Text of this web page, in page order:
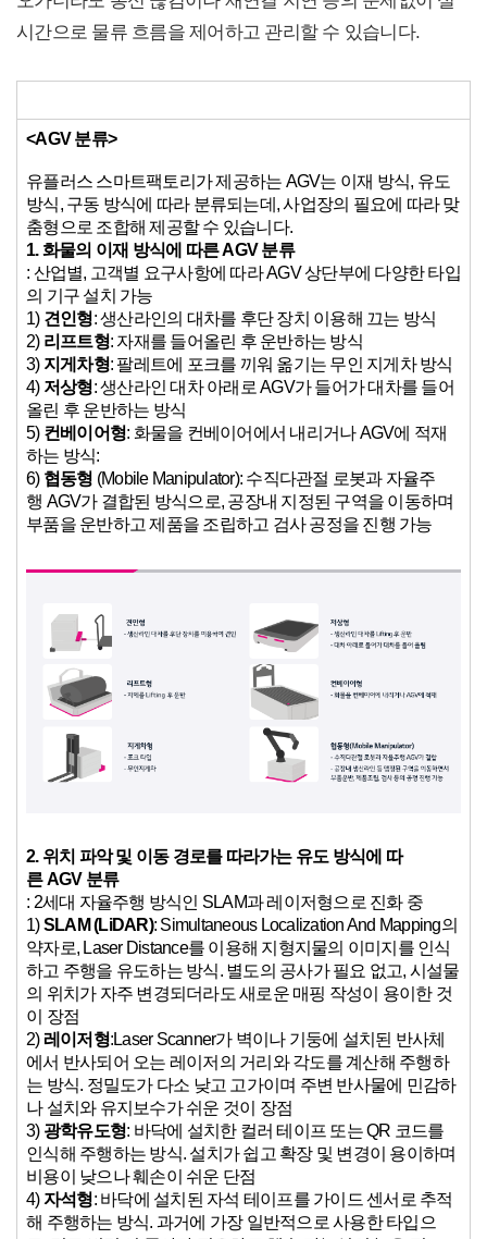
시간으로 물류 흐름을 제어하고 관리할 수 있습니다.
<AGV분류>
유플러스 스마트팩토리가 제공하는 AGV는 이재 방식, 유도
방식, 구동 방식에 따라 분류되는데, 사업장의 필요에 따라 맞
춤형으로 조합해 제공할 수 있습니다.
1.화물의 이재 방식에 따른 AGV 분류
: 산업별, 고객별 요구사항에 따라 AGV 상단부에 다양한 타입
의 기구 설치 가능
1) 견인형: 생산라인의 대차를 후단 장치 이용해 끄는 방식
2) 리프트형: 자재를 들어올린 후 운반하는 방식
3) 지게차형: 팔레트에 포크를 끼워 옮기는 무인 지게차 방식
4) 저상형: 생산라인 대차 아래로 AGV가 들어가 대차를 들어
올린 후 운반하는 방식
5) 컨베이어형: 화물을 컨베이어에서 내리거나 AGV에 적재
하는 방식:
6) 협동형 (Mobile Manipulator): 수직다관절 로봇과 자율주
행 AGV가 결합된 방식으로, 공장내 지정된 구역을 이동하며
부품을 운반하고 제품을 조립하고 검사 공정을 진행 가능
2. 위치 파악 및 이동 경로를 따라가는 유도 방식에 따
른 AGV 분류
: 2세대 자율주행 방식인 SLAM과 레이저형으로 진화 중
1)SLAM (LiDAR): Simultaneous Localization And Mapping의
약자로, Laser Distance를 이용해 지형지물의 이미지를 인식
하고 주행을 유도하는 방식. 별도의 공사가 필요 없고, 시설물
의 위치가 자주 변경되더라도 새로운 매핑 작성이 용이한 것
이 장점
2) 레이저형:Laser Scanner가 벽이나 기둥에 설치된 반사체
에서 반사되어 오는 레이저의 거리와 각도를 계산해 주행하
는 방식. 정밀도가 다소 낮고 고가이며 주변 반사물에 민감하
나 설치와 유지보수가 쉬운 것이 장점
3) 광학유도형: 바닥에 설치한 컬러 테이프 또는 QR 코드를
인식해 주행하는 방식. 설치가 쉽고 확장 및 변경이 용이하며
비용이 낮으나 훼손이 쉬운 단점
4)자석형: 바닥에 설치된 자석 테이프를 가이드 센서로 추적
해 주행하는 방식. 과거에 가장 일반적으로 사용한 타입으